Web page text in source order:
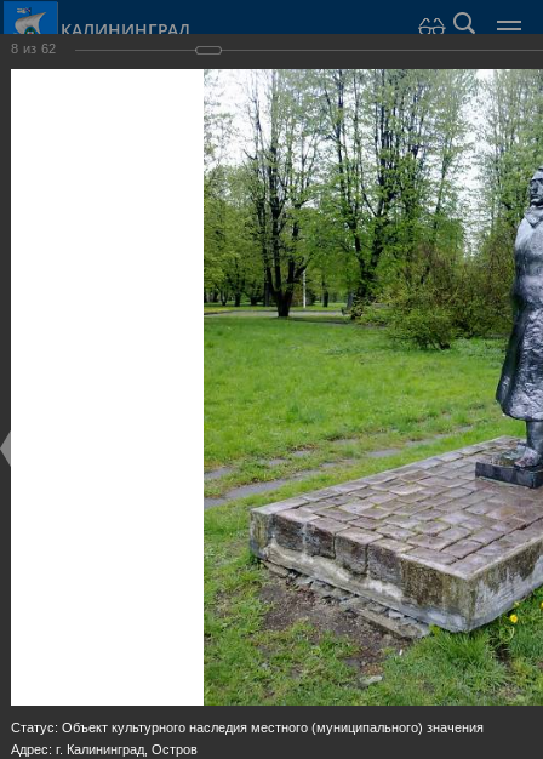
КАЛИНИНГРАД
Город › Фотогалерея
›
Скульптуры и мемориалы
Скульптуры и мемориалы
Скульптуры и мемориалы
8 из 62
Статус: Объект культурного наследия местного (муниципального) значения
Адрес: г. Калининград, Остров